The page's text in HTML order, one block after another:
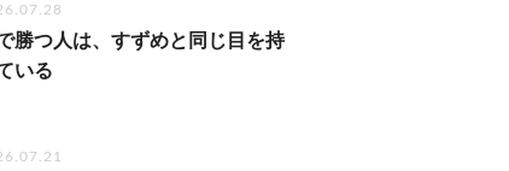
勝つ人は、すずめと同じ目を持
いる